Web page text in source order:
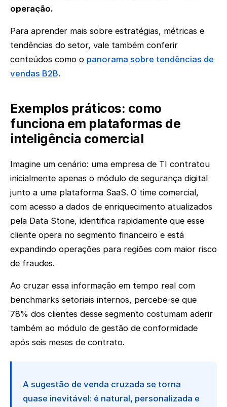
operação.
Para aprender mais sobre estratégias, métricas e
tendências do setor, vale também conferir
conteúdos como o panorama sobre tendências de
vendas B2B.
Exemplos práticos: como
funciona em plataformas de
inteligência comercial
Imagine um cenário: uma empresa de TI contratou
inicialmente apenas o módulo de segurança digital
junto a uma plataforma SaaS. O time comercial,
com acesso a dados de enriquecimento atualizados
pela Data Stone, identifica rapidamente que esse
cliente opera no segmento financeiro e está
expandindo operações para regiões com maior risco
de fraudes.
Ao cruzar essa informação em tempo real com
benchmarks setoriais internos, percebe-se que
78% dos clientes desse segmento costumam aderir
também ao módulo de gestão de conformidade
após seis meses de contrato.
A sugestão de venda cruzada se torna
quase inevitável: é natural, personalizada e